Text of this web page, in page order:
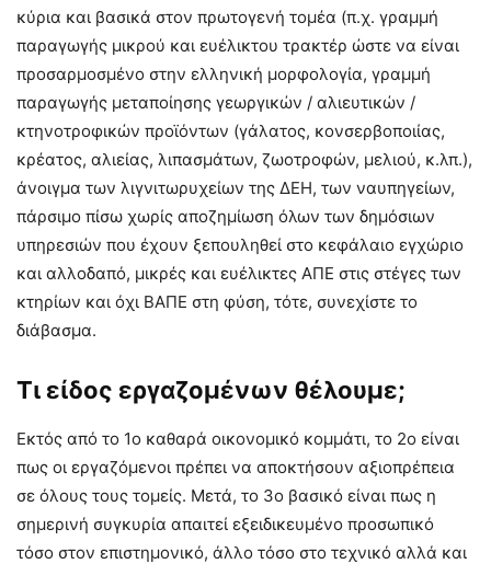
κύρια και βασικά στον πρωτογενή τομέα (π.χ. γραμμή
παραγωγής μικρού και ευέλικτου τρακτέρ ώστε να είναι
προσαρμοσμένο στην ελληνική μορφολογία, γραμμή
παραγωγής μεταποίησης γεωργικών / αλιευτικών /
κτηνοτροφικών προϊόντων (γάλατος, κονσερβοποιίας,
κρέατος, αλιείας, λιπασμάτων, ζωοτροφών, μελιού, κ.λπ.),
άνοιγμα των λιγνιτωρυχείων της ΔΕΗ, των ναυπηγείων,
πάρσιμο πίσω χωρίς αποζημίωση όλων των δημόσιων
υπηρεσιών που έχουν ξεπουληθεί στο κεφάλαιο εγχώριο
και αλλοδαπό, μικρές και ευέλικτες ΑΠΕ στις στέγες των
κτηρίων και όχι ΒΑΠΕ στη φύση, τότε, συνεχίστε το
διάβασμα.
Τι είδος εργαζομένων θέλουμε;
Εκτός από το 1ο καθαρά οικονομικό κομμάτι, το 2ο είναι
πως οι εργαζόμενοι πρέπει να αποκτήσουν αξιοπρέπεια
σε όλους τους τομείς. Μετά, το 3ο βασικό είναι πως η
σημερινή συγκυρία απαιτεί εξειδικευμένο προσωπικό
τόσο στον επιστημονικό, άλλο τόσο στο τεχνικό αλλά και